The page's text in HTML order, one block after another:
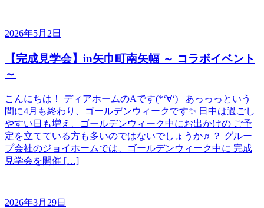
2026年5月2日
【完成見学会】in矢巾町南矢幅 ～ コラボイベント
～
こんにちは！ ディアホームのAです(*‘∀‘) あっっっという
間に4月も終わり、ゴールデンウィークです✨ 日中は過ごし
やすい日も増え、ゴールデンウィーク中にお出かけの ご予
定を立てている方も多いのではないでしょうか♬？ グルー
プ会社のジョイホームでは、ゴールデンウィーク中に 完成
見学会を開催 […]
2026年3月29日